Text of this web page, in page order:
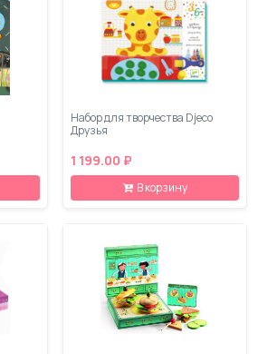
Набор для творчества Djeco
Друзья
1 199.00 ₽
В корзину